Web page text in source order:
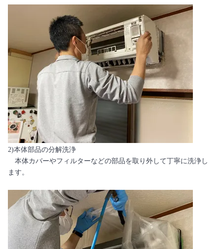
2)本体部品の分解洗浄
本体カバーやフィルターなどの部品を取り外して丁寧に洗浄し
ます。